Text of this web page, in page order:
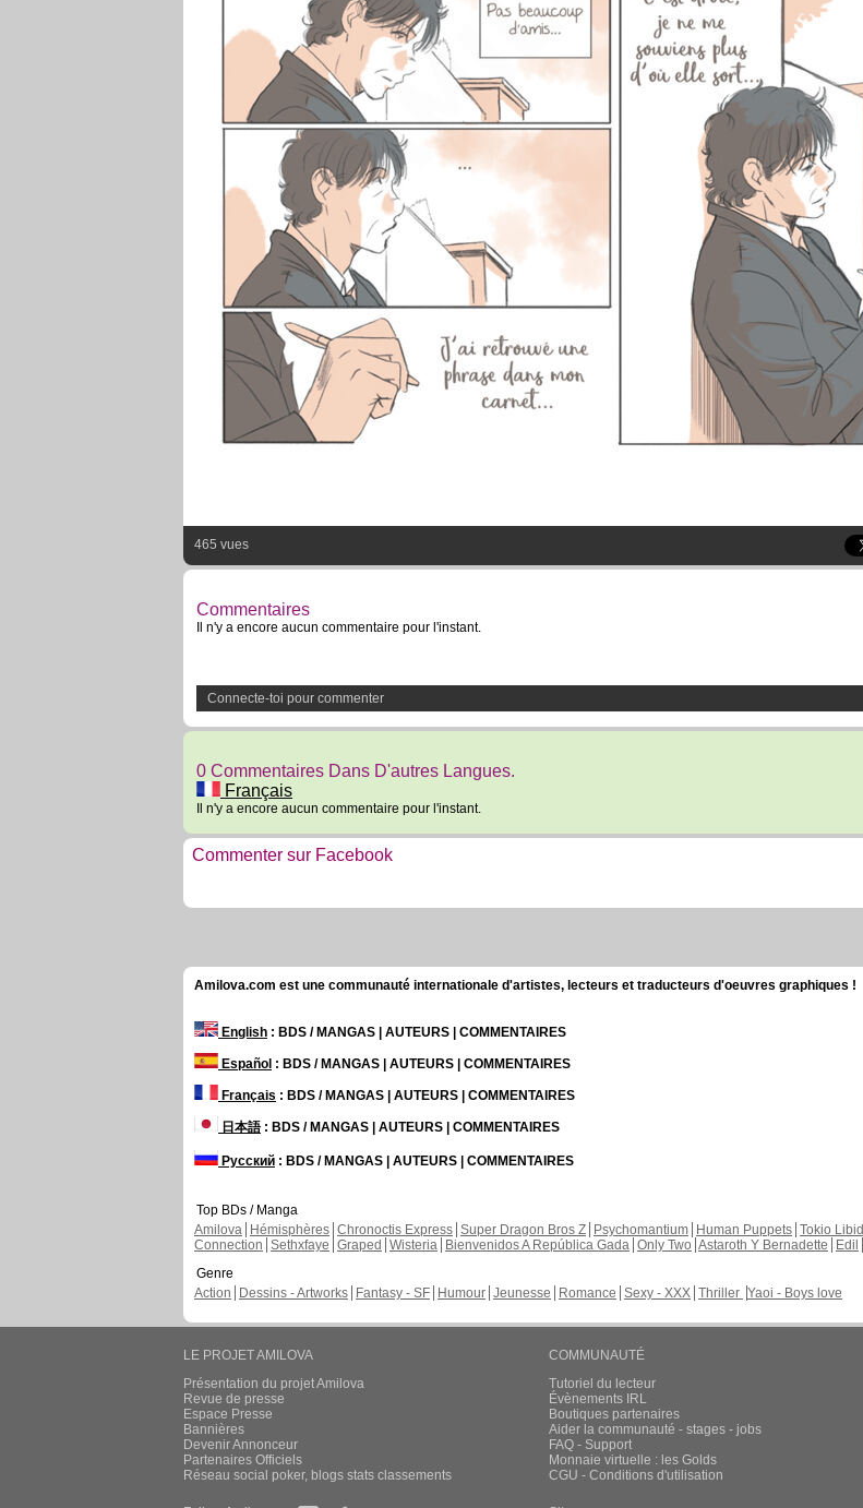
465 vues
Commentaires
Il n'y a encore aucun commentaire pour l'instant.
Connecte-toi pour commenter
0 Commentaires Dans D'autres Langues.
Français
Il n'y a encore aucun commentaire pour l'instant.
Commenter sur Facebook
Amilova.com est une communauté internationale d'artistes, lecteurs et traducteurs d'oeuvres graphiques !
English : BDS / MANGAS | AUTEURS | COMMENTAIRES
Español : BDS / MANGAS | AUTEURS | COMMENTAIRES
Français : BDS / MANGAS | AUTEURS | COMMENTAIRES
日本語: BDS / MANGAS | AUTEURS | COMMENTAIRES
Русский : BDS / MANGAS | AUTEURS | COMMENTAIRES
Top BDs / Manga
Amilova
Hémisphères Chronoctis Express Super Dragon Bros Z Psychomantium Human Puppets Tokio
Connection Sethxfaye Graped Wisteria Bienvenidos A República Gada Only Two Astaroth Y Bernadette Edil
Genre
Action
Dessins - Artworks Fantasy - SF Humour Jeunesse Romance Sexy - XXX Thriller Yaoi - Boys love
LE PROJET AMILOVA
Présentation du projet Amilova
Revue de presse
Espace Presse
Bannières
Devenir Annonceur
Partenaires Officiels
Réseau social poker, blogs stats classements
COMMUNAUTÉ
Tutoriel du lecteur
Évènements IRL
Boutiques partenaires
Aider la communauté - stages - jobs
FAQ - Support
Monnaie virtuelle : les Golds
CGU - Conditions d'utilisation